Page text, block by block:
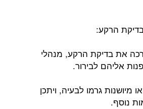
את בדיקת הרקע, מנהלי
אליהם לבירור.
מיושנות גרמו לבעיה, ויתכן
נוסף.